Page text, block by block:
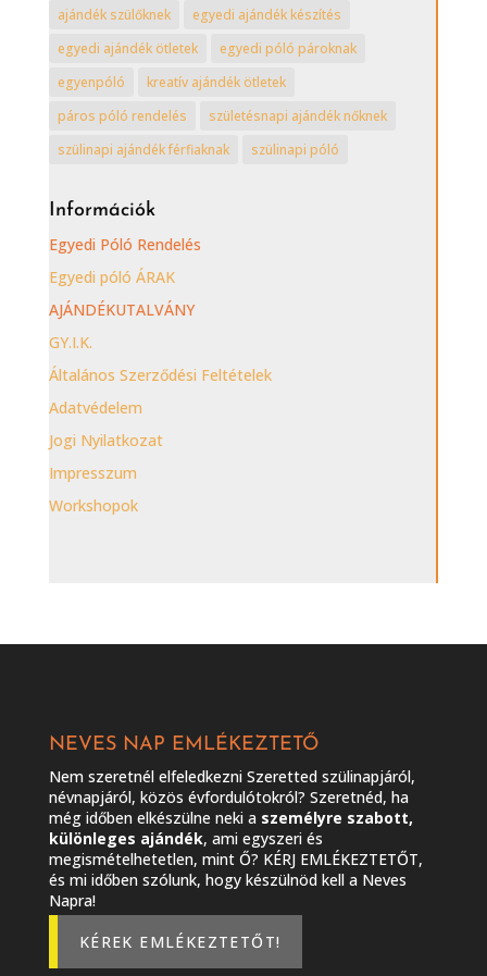
ajándék szülőknek
egyedi ajándék készítés
egyedi ajándék ötletek
egyedi póló pároknak
egyenpóló
kreatív ajándék ötletek
páros póló rendelés
születésnapi ajándék nőknek
szülinapi ajándék férfiaknak
szülinapi póló
Információk
Egyedi Póló Rendelés
Egyedi póló ÁRAK
AJÁNDÉKUTALVÁNY
GY.I.K.
Általános Szerződési Feltételek
Adatvédelem
Jogi Nyilatkozat
Impresszum
Workshopok
NEVES NAP EMLÉKEZTETŐ
Nem szeretnél elfeledkezni Szeretted szülinapjáról,
névnapjáról, közös évfordulótokról? Szeretnéd, ha
még időben elkészülne neki a személyre szabott,
különleges ajándék, ami egyszeri és
megismételhetetlen, mint Ő? KÉRJ EMLÉKEZTETŐT,
és mi időben szólunk, hogy készülnöd kell a Neves
Napra!
KÉREK EMLÉKEZTETŐT!